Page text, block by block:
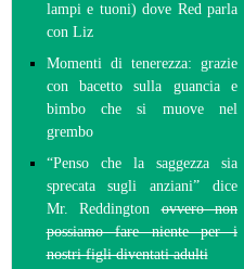
lampi e tuoni) dove Red parla
con Liz
Momenti di tenerezza: grazie
con bacetto sulla guancia e
bimbo che si muove nel
grembo
“Penso che la saggezza sia
sprecata sugli anziani” dice
Mr. Reddingtonovvero non
possiamo fare niente per i
nostri figli diventati adulti